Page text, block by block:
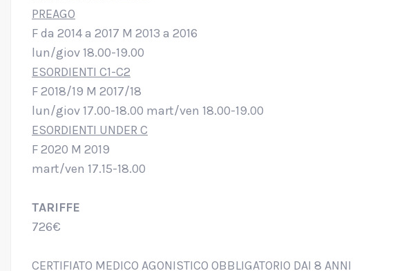
PREAGO
F da 2014 a 2017 M 2013 a 2016
lun/giov 18.00-19.00
ESORDIENTI C1-C2
F 2018/19 M 2017/18
lun/giov 17.00-18.00 mart/ven 18.00-19.00
ESORDIENTI UNDER C
F 2020 M 2019
mart/ven 17.15-18.00
TARIFFE
726€
CERTIFIATO MEDICO AGONISTICO OBBLIGATORIO DAI 8 ANNI